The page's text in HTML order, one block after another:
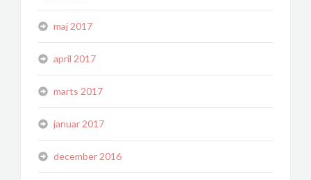
maj 2017
april 2017
marts 2017
januar 2017
december 2016